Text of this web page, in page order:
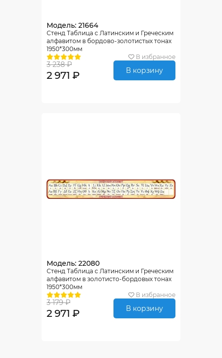
Модель: 21664
Стенд Таблица с Латинским и Греческим
алфавитом в бордово-золотистых тонах
1950*300мм
В избранное
3 238 ₽
2 971 ₽ В корзину
Модель: 22080
Стенд Таблица с Латинским и Греческим
алфавитом в золотисто-бордовых тонах
1950*300мм
В избранное
3 179 ₽
2 971 ₽ В корзину